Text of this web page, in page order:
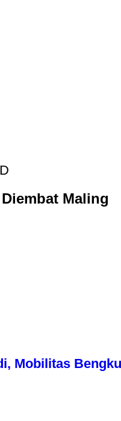
Maling
Mobilitas